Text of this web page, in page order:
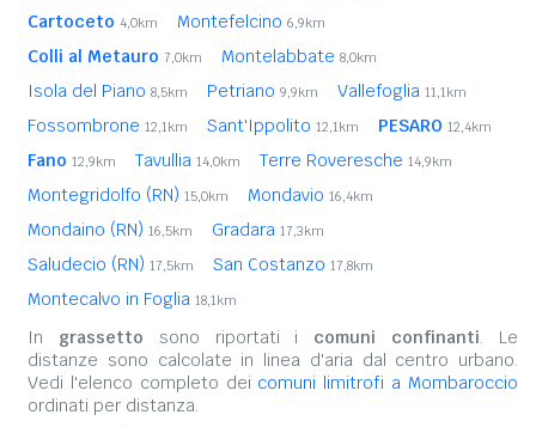
Cartoceto 4,0km Montefelcino 6,9km
Colli al Metauro 7,0km Montelabbate 8,0km
Isola del Piano 8,5km Petriano 9,9km Vallefoglia 11,1km
Fossombrone 12,1km Sant'Ippolito 12,1km PESARO 12,4km
Fano 12,9km Tavullia 14,0km Terre Roveresche 14,9km
Montegridolfo (RN) 15,0km Mondavio 16,4km
Mondaino (RN) 16,5km Gradara 17,3km
Saludecio (RN) 17,5km San Costanzo 17,8km
Montecalvo in Foglia 18,1km
In grassetto sono riportati i comuni confinanti. Le
distanze sono calcolate in linea d'aria dal centro urbano.
Vedi l'elenco completo dei comuni limitrofi a Mombaroccio
ordinati per distanza.